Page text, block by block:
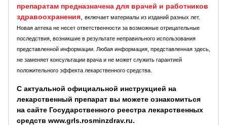
препаратам предназначена для врачей и работников
здравоохранения
включает материалы из изданий разных лет.
Новая аптека не несет ответственности за возможные отрицательные
последствия, возникшие в результате неправильного использования
представленной информации. Любая информация, представленная здесь,
не заменяет консультации врача и не может служить гарантией
положительного эффекта лекарственного средства.
С актуальной официальной инструкцией на
лекарственный препарат вы можете ознакомиться
на сайте Государственного реестра лекарственных
средств www.grls.rosminzdrav.ru.